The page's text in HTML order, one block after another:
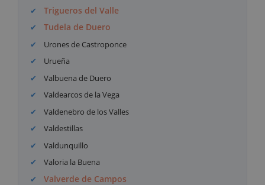
Trigueros del Valle
Tudela de Duero
Urones de Castroponce
Urueña
Valbuena de Duero
Valdearcos de la Vega
Valdenebro de los Valles
Valdestillas
Valdunquillo
Valoria la Buena
Valverde de Campos